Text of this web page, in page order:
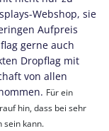
Webshop, sie
Aufpreis
gerne auch
Dropflag mit
von allen
Für ein
hin, dass bei sehr
sein kann.